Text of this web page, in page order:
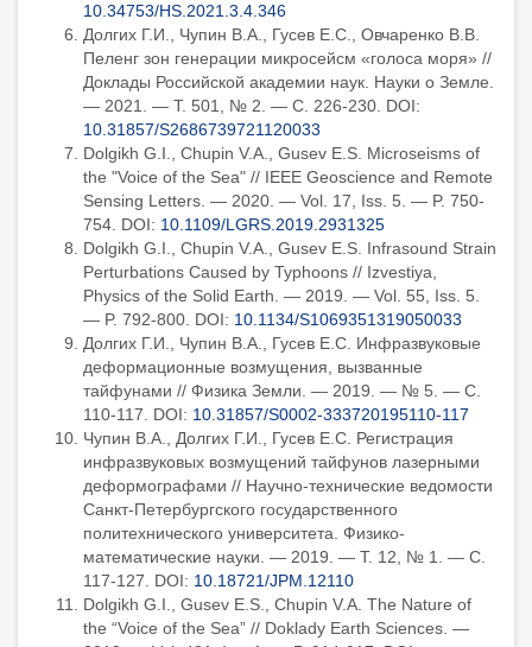
10.34753/HS.2021.3.4.346
Долгих Г.И., Чупин В.А., Гусев Е.С., Овчаренко В.В.
Пеленг зон генерации микросейсм «голоса моря» //
Доклады Российской академии наук. Науки о Земле.
— 2021. — Т. 501, № 2. — С. 226-230. DOI:
10.31857/S2686739721120033
Dolgikh G.I., Chupin V.A., Gusev E.S. Microseisms of
the "Voice of the Sea" // IEEE Geoscience and Remote
Sensing Letters. — 2020. — Vol. 17, Iss. 5. — P. 750-
754. DOI: 10.1109/LGRS.2019.2931325
Dolgikh G.I., Chupin V.A., Gusev E.S. Infrasound Strain
Perturbations Caused by Typhoons // Izvestiya,
Physics of the Solid Earth. — 2019. — Vol. 55, Iss. 5.
— P. 792-800. DOI: 10.1134/S1069351319050033
Долгих Г.И., Чупин В.А., Гусев Е.С. Инфразвуковые
деформационные возмущения, вызванные
тайфунами // Физика Земли. — 2019. — № 5. — С.
110-117. DOI: 10.31857/S0002-333720195110-117
Чупин В.А., Долгих Г.И., Гусев Е.С. Регистрация
инфразвуковых возмущений тайфунов лазерными
деформографами // Научно-технические ведомости
Санкт-Петербургского государственного
политехнического университета. Физико-
математические науки. — 2019. — Т. 12, № 1. — С.
117-127. DOI: 10.18721/JPM.12110
Dolgikh G.I., Gusev E.S., Chupin V.A. The Nature of
the “Voice of the Sea” // Doklady Earth Sciences. —